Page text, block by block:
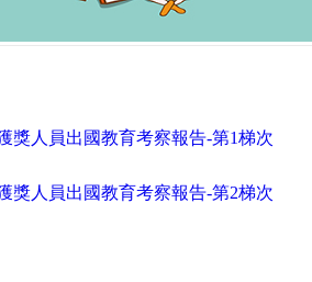
獎人員出國教育考察報告-第1梯次
獎人員出國教育考察報告-第2梯次